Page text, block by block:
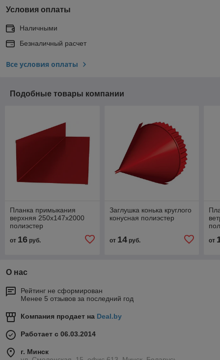
Условия оплаты
Наличными
Безналичный расчет
Все условия оплаты
Подобные товары компании
Планка примыкания
верхняя 250х147х2000
полиэстер
от 16 руб.
Заглушка конька круглого
конусная полиэстер
от 14руб. от
О нас
Рейтинг не сформирован
Менее 5 отзывов за последний год
Компания продает на Deal.by
Работает с 06.03.2014
г. Минск